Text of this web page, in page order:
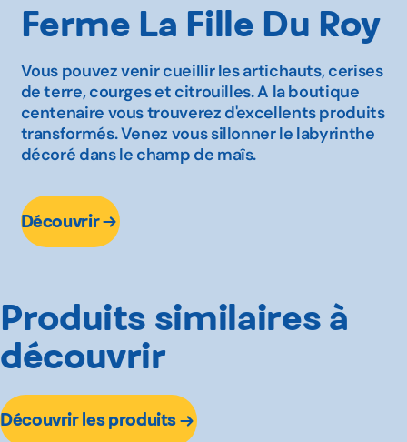
Ferme La Fille Du Roy
Vous pouvez venir cueillir les artichauts, cerises
de terre, courges et citrouilles. A la boutique
centenaire vous trouverez d'excellents produits
transformés. Venez vous sillonner le labyrinthe
décoré dans le champ de maîs.
Découvrir
Produits similaires à
découvrir
Découvrir les produits